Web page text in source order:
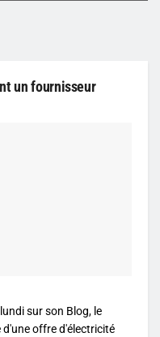
un fournisseur
sur son Blog, le
offre d'électricité